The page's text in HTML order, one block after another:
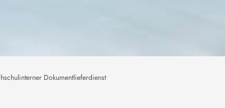
Dokumentlieferdienst